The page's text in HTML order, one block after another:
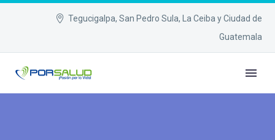
Tegucigalpa, San Pedro Sula, La Ceiba y Ciudad de
Guatemala